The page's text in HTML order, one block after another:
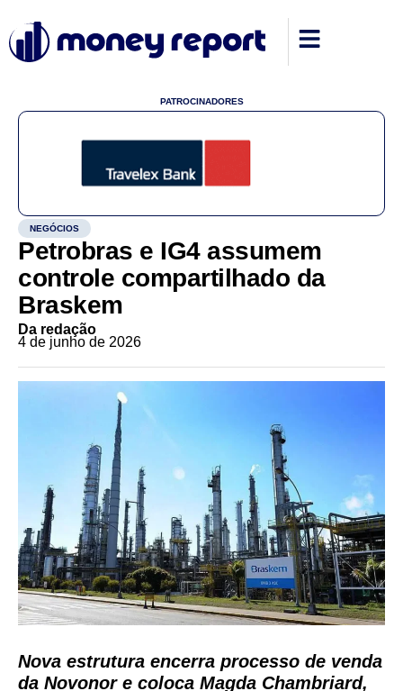
PATROCINADORES
NEGÓCIOS
Petrobras e IG4 assumem
controle compartilhado da
Braskem
Da redação
4 de junho de 2026
Nova estrutura encerra processo de venda
da Novonor e coloca Magda Chambriard,